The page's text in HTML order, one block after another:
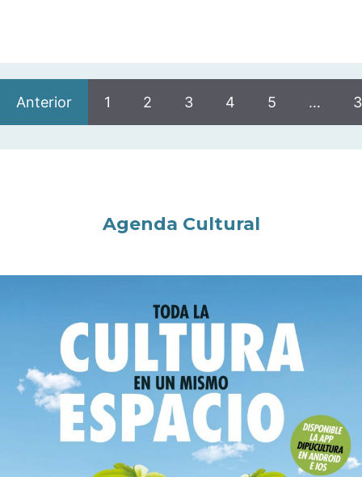
Anterior 1 2 3 4 5 …
Agenda Cultural